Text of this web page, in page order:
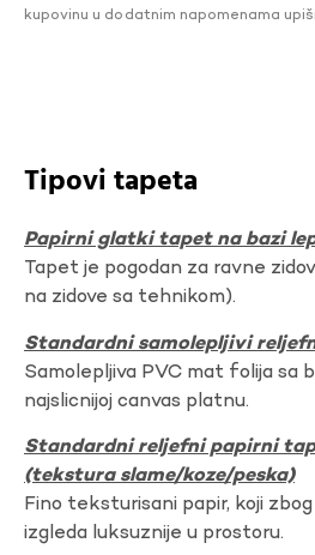
kupovinu u dodatnim napomenama
Tipovi tapeta
Papirni glatki tapet na bazi
Tapet je pogodan za ravne
na zidove sa tehnikom).
Standardni samolepljivi
Samolepljiva PVC mat folija sa
najslicnijoj canvas platnu.
Standardni reljefni papirni
(tekstura slame/koze/peska)
Fino teksturisani papir, koji
izgleda luksuznije u prostoru.